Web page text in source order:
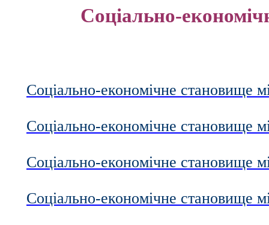
Соціально-
Соціально-економічне становище
Соціально-економічне становище
Соціально-економічне становище
Соціально-економічне становище